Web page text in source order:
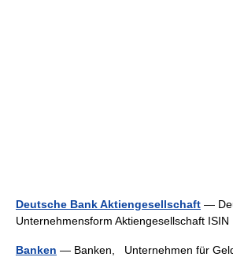
Deutsche Bank Aktiengesellschaft —
Unternehmensform Aktiengesellschaft
Banken — Banken, Unternehmen für